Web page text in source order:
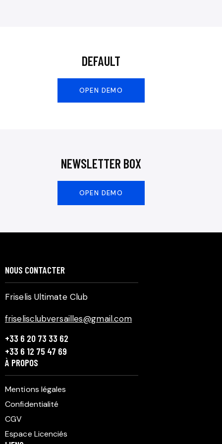
DEFAULT
OPEN DEMO
NEWSLETTER BOX
OPEN DEMO
NOUS CONTACTER
Friselis Ultimate Club
friselisclubversailles@gmail.com
+33 6 20 73 33 62
+33 6 12 75 47 69
À PROPOS
Mentions légales
Confidentialité
CGV
Espace Licenciés